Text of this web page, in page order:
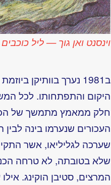
וינסנט ואן גוך — ליל כוכבים
ב1981 נערך בוותיקן
היקום והתפתחותו. לכל
חלק ממאמץ מתמשך של
העכורים שנערמו בינה
שלא בטובתה, לא טרחה
המרצים, סטיבן הוקינג.